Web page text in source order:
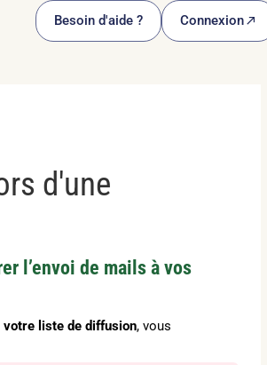
Besoin d'aide ? Connexion
d'une
l’envoi de mails à vos
liste de diffusion, vous